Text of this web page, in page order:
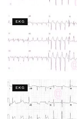
EKG
EKG